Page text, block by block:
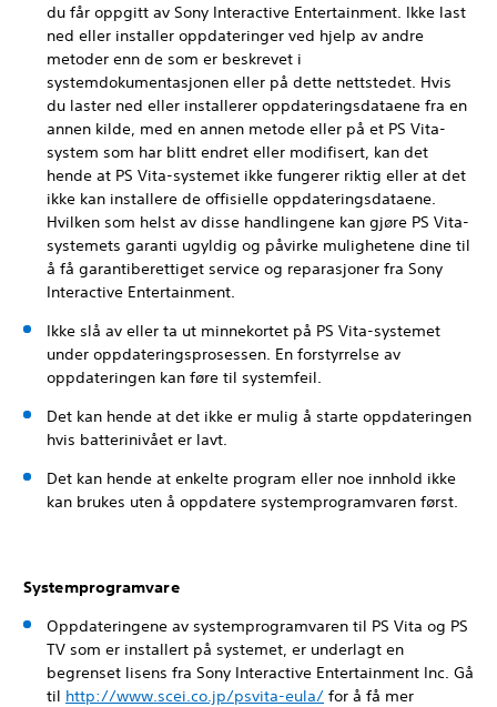
du får oppgitt av Sony Interactive Entertainment. Ikke last
ned eller installer oppdateringer ved hjelp av andre
metoder enn de som er beskrevet i
systemdokumentasjonen eller på dette nettstedet. Hvis
du laster ned eller installerer oppdateringsdataene fra en
annen kilde, med en annen metode eller på et PS Vita-
system som har blitt endret eller modifisert, kan det
hende at PS Vita-systemet ikke fungerer riktig eller at det
ikke kan installere de offisielle oppdateringsdataene.
Hvilken som helst av disse handlingene kan gjøre PS Vita-
systemets garanti ugyldig og påvirke mulighetene dine til
å få garantiberettiget service og reparasjoner fra Sony
Interactive Entertainment.
Ikke slå av eller ta ut minnekortet på PS Vita-systemet
under oppdateringsprosessen. En forstyrrelse av
oppdateringen kan føre til systemfeil.
Det kan hende at det ikke er mulig å starte oppdateringen
hvis batterinivået er lavt.
Det kan hende at enkelte program eller noe innhold ikke
kan brukes uten å oppdatere systemprogramvaren først.
Systemprogramvare
Oppdateringene av systemprogramvaren til PS Vita og PS
TV som er installert på systemet, er underlagt en
begrenset lisens fra Sony Interactive Entertainment Inc. Gå
til http://www.scei.co.jp/psvita-eula/ for å få mer